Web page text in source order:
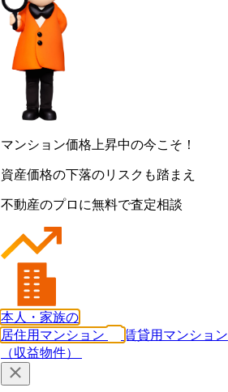
マンション価格上昇中の今こそ！
資産価格の下落のリスクも踏まえ
不動産のプロに無料で査定相談
本人・家族の
居住用マンション
賃貸用マンション
（収益物件）